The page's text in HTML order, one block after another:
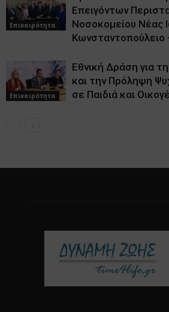
Επικαιρότητα
Επειγόντων
Νοσοκομείου Νέας
Κωνσταντοπούλειο
Επικαιρότητα
Εθνική Δράση για
και την Πρόληψη
σε Παιδιά και